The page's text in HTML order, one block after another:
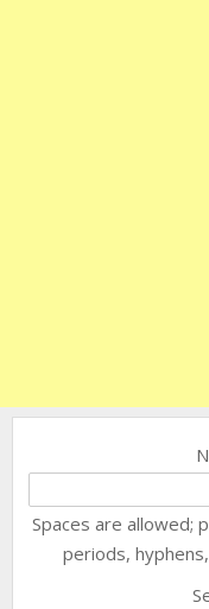
Spaces are allowed;
periods,